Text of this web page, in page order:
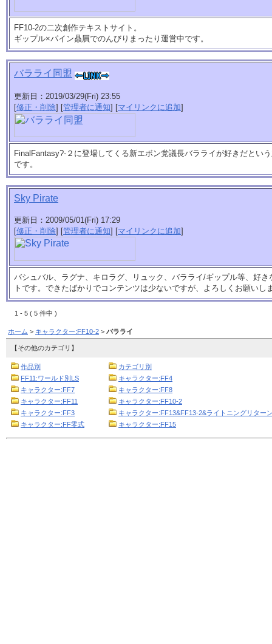
FF10-2の二次創作テキストサイト。
ギップル×パイン贔屓でのんびりまったり運営中です。
バラライ同盟
更新日：2019/03/29(Fri) 23:55
[修正・削除] [管理者に通知] [マイリンクに追加]
FinalFantasy?-２に登場してくる新エボン党議長バラライが好きだとい
です。
Sky Pirate
更新日：2009/05/01(Fri) 17:29
[修正・削除] [管理者に通知] [マイリンクに追加]
バシュバル、ラグナ、キロラグ、リュック、バラライ/ギップル等、好
トです。できたばかりでコンテンツは少ないですが、よろしくお願いし
1 - 5 ( 5 件中 )
ホーム > キャラクター:FF10-2 > バラライ
【その他のカテゴリ】
作品別
カテゴリ別
FF11:ワールド別LS
キャラクター:FF4
キャラクター:FF7
キャラクター:FF8
キャラクター:FF11
キャラクター:FF10-2
キャラクター:FF3
キャラクター:FF13&FF13-2&ライトニングリター
キャラクター:FF零式
キャラクター:FF15